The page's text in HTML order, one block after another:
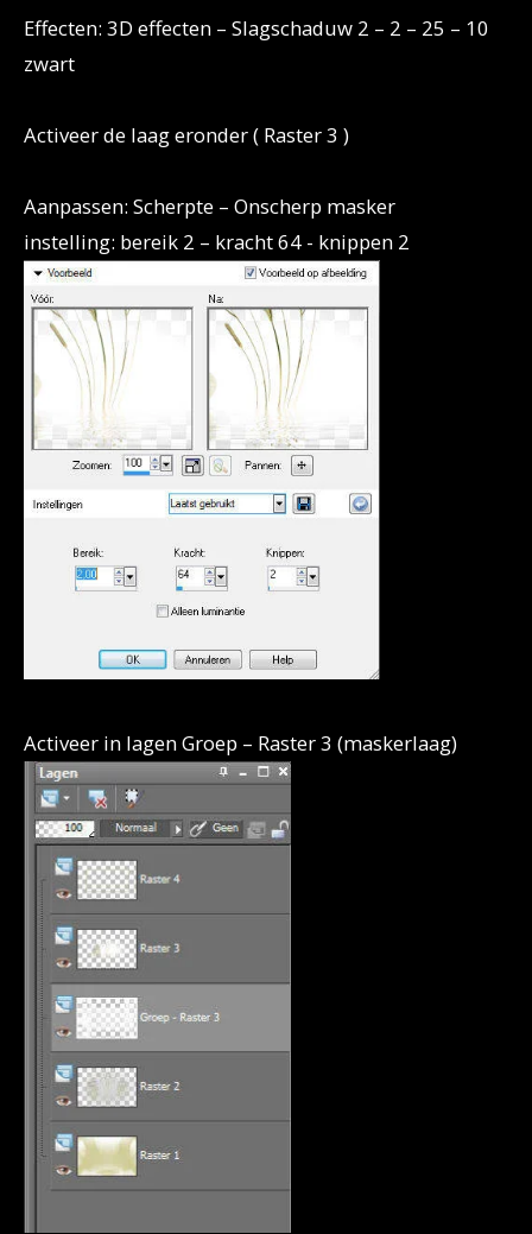
Effecten: 3D effecten – Slagschaduw 2 – 2 – 25 – 10
zwart
Activeer de laag eronder ( Raster 3 )
Aanpassen: Scherpte – Onscherp masker
instelling: bereik 2 – kracht 64 - knippen 2
Activeer in lagen Groep – Raster 3 (maskerlaag)